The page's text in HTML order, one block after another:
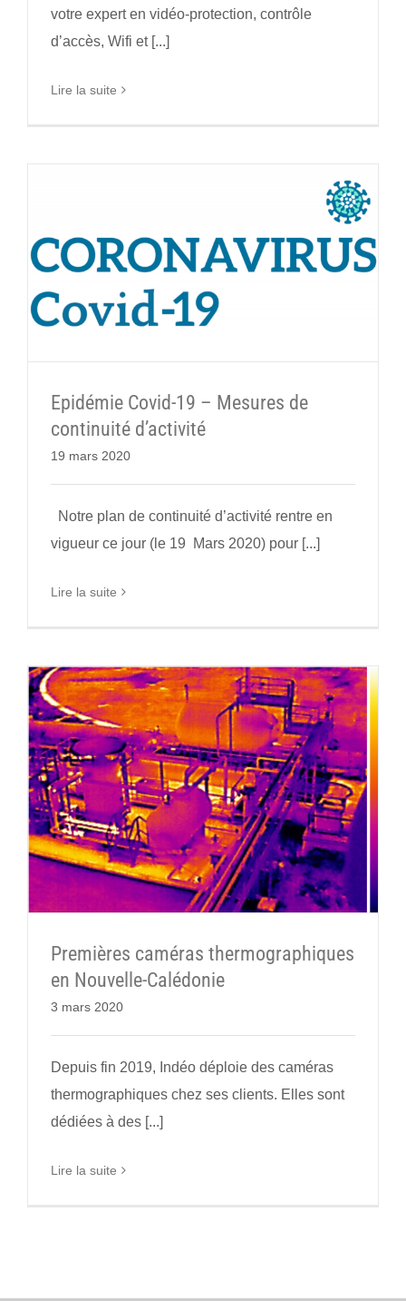
votre expert en vidéo-protection, contrôle
d’accès, Wifi et [...]
Lire la suite
Epidémie Covid-19 – Mesures de
continuité d’activité
19 mars 2020
Notre plan de continuité d’activité rentre en
vigueur ce jour (le 19 Mars 2020) pour [...]
Lire la suite
Premières caméras thermographiques
en Nouvelle-Calédonie
3 mars 2020
Depuis fin 2019, Indéo déploie des caméras
thermographiques chez ses clients. Elles sont
dédiées à des [...]
Lire la suite